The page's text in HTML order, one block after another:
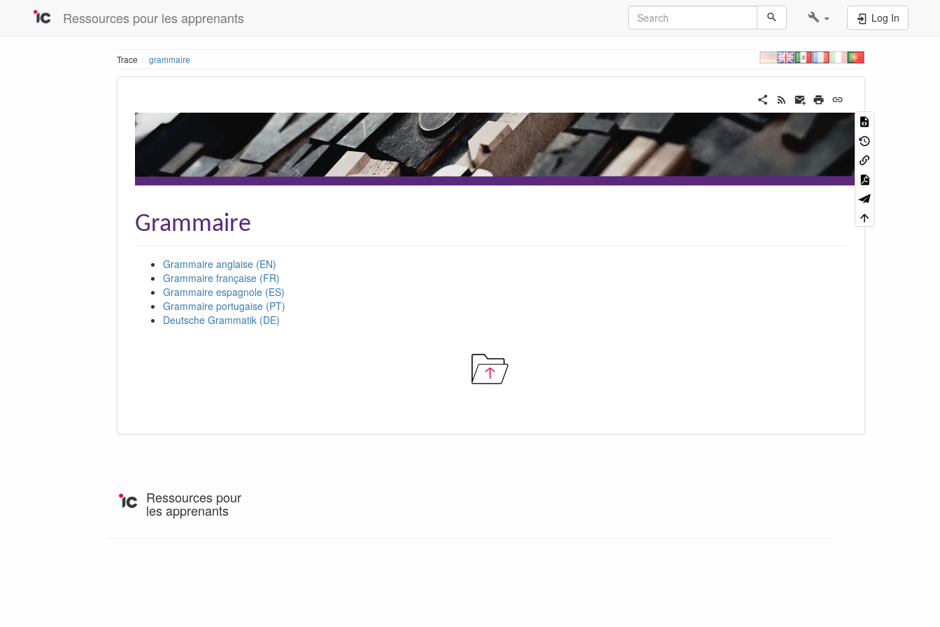
Ressources pour les apprenants Log In
Trace grammaire
Grammaire
Grammaire anglaise (EN)
Grammaire française (FR)
Grammaire espagnole (ES)
Grammaire portugaise (PT)
Deutsche Grammatik (DE)
Ressources pour
les apprenants